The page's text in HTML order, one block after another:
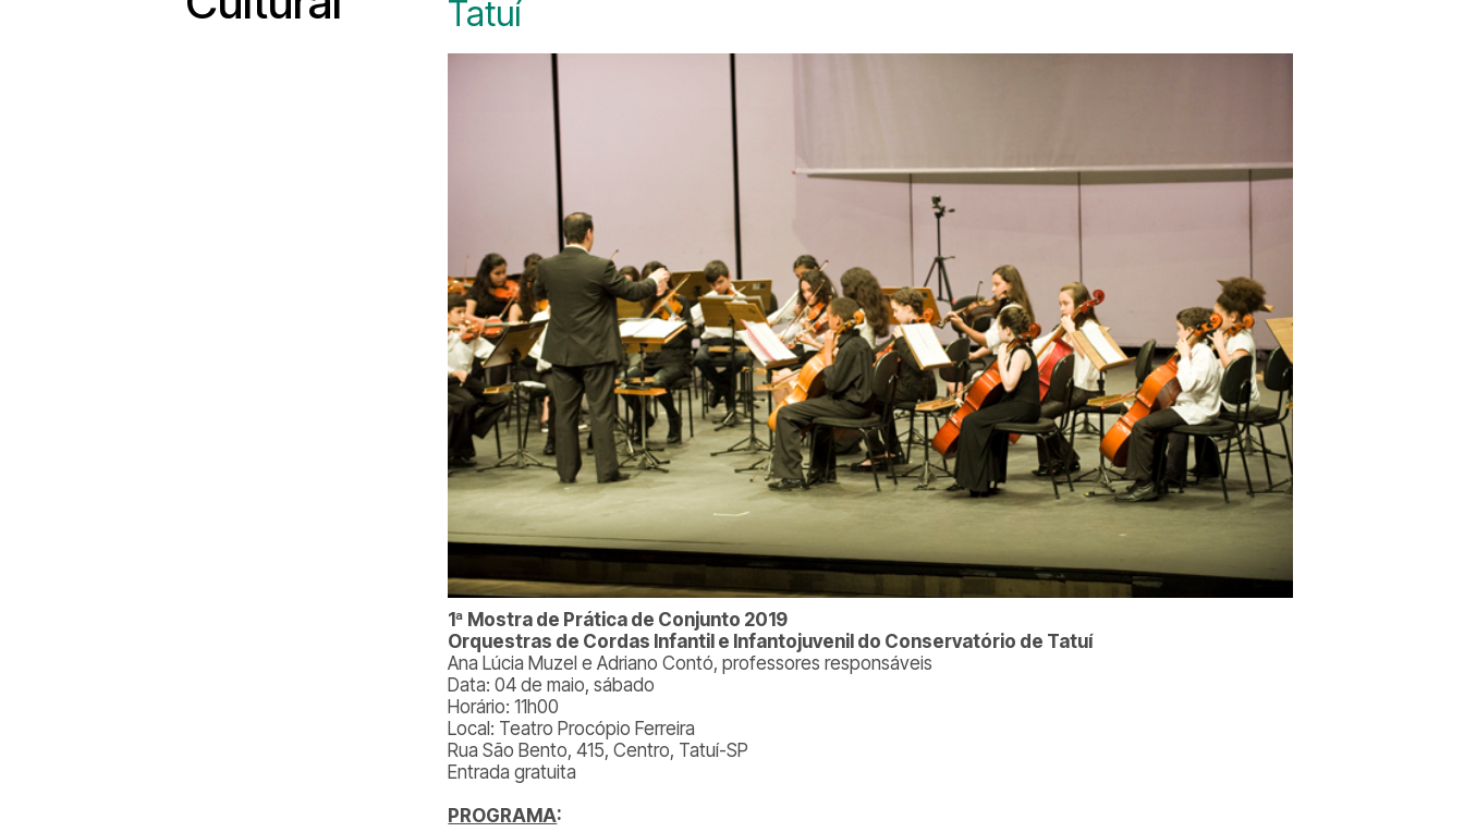
Tatuí
1ª Mostra de Prática de Conjunto 2019
Orquestras de Cordas Infantil e Infantojuvenil do Conservatório de Tatuí
Ana Lúcia Muzel e Adriano Contó, professores responsáveis
Data: 04 de maio, sábado
Horário: 11h00
Local: Teatro Procópio Ferreira
Rua São Bento, 415, Centro, Tatuí-SP
Entrada gratuita
PROGRAMA: